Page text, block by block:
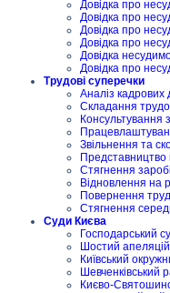
Довідка про
Довідка про
Довідка про
Довідка про
Довідка
Довідка про
Трудові суперечки
Аналіз кадрових
Складання
Консультування
Звільнення та
Представництво
Стягнення
Відновлення на
Повернення
Стягнення
Суди Києва
Господарський
Шостий
Київський
Шевченківський
Києво-